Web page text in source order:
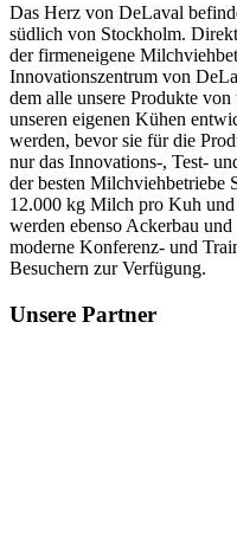
Das Herz von DeLaval
südlich von Stockholm.
der firmeneigene
Innovationszentrum von
dem alle unsere Produkte
unseren eigenen Kühen
werden, bevor sie für die
nur das Innovations-, Test-
der besten Milchviehbetriebe
12.000 kg Milch pro Kuh
werden ebenso Ackerbau
moderne Konferenz- und
Besuchern zur Verfügung.
Unsere Partner